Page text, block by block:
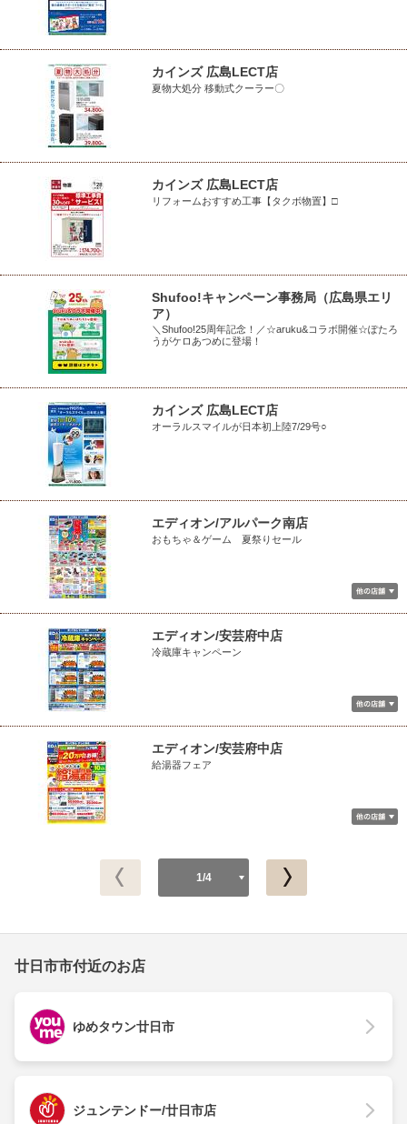
カインズ 広島LECT店
夏物大処分 移動式クーラー〇
カインズ 広島LECT店
リフォームおすすめ工事【タクボ物置】□
Shufoo!キャンペーン事務局（広島県エリ
ア）
＼Shufoo!25周年記念！／☆aruku&コラボ開催☆ぽたろ
うがケロあつめに登場！
カインズ 広島LECT店
オーラルスマイルが日本初上陸7/29号○
エディオン/アルパーク南店
おもちゃ＆ゲーム 夏祭りセール
エディオン/安芸府中店
冷蔵庫キャンペーン
エディオン/安芸府中店
給湯器フェア
1/4
廿日市市付近のお店
ゆめタウン廿日市
ジュンテンドー/廿日市店